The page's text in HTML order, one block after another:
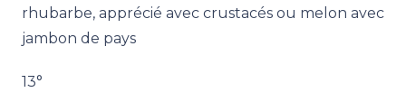
rhubarbe, apprécié avec crustacés ou melon avec
jambon de pays
13°